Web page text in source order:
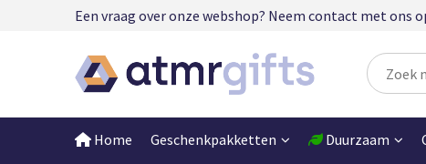
Een vraag over onze webshop? Neem contact met ons
Home Geschenkpakketten Duurzaam